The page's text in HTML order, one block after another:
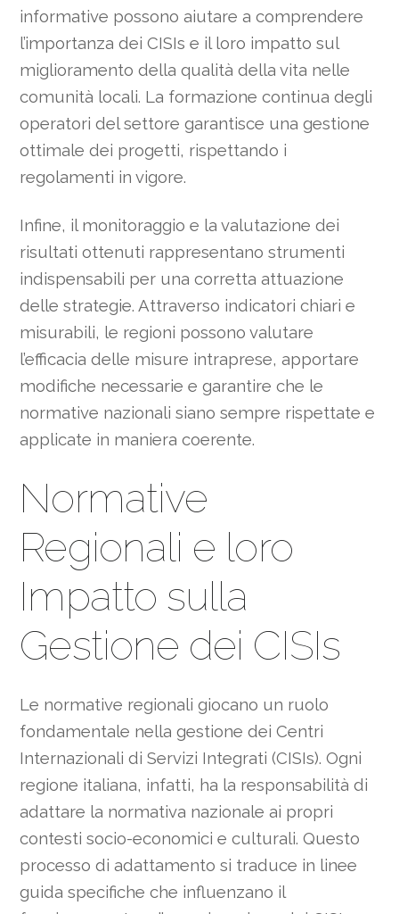
informative possono aiutare a comprendere
l’importanza dei CISIs e il loro impatto sul
miglioramento della qualità della vita nelle
comunità locali. La formazione continua degli
operatori del settore garantisce una gestione
ottimale dei progetti, rispettando i
regolamenti in vigore.
Infine, il monitoraggio e la valutazione dei
risultati ottenuti rappresentano strumenti
indispensabili per una corretta attuazione
delle strategie. Attraverso indicatori chiari e
misurabili, le regioni possono valutare
l’efficacia delle misure intraprese, apportare
modifiche necessarie e garantire che le
normative nazionali siano sempre rispettate e
applicate in maniera coerente.
Normative
Regionali e loro
Impatto sulla
Gestione dei CISIs
Le normative regionali giocano un ruolo
fondamentale nella gestione dei Centri
Internazionali di Servizi Integrati (CISIs). Ogni
regione italiana, infatti, ha la responsabilità di
adattare la normativa nazionale ai propri
contesti socio-economici e culturali. Questo
processo di adattamento si traduce in linee
guida specifiche che influenzano il